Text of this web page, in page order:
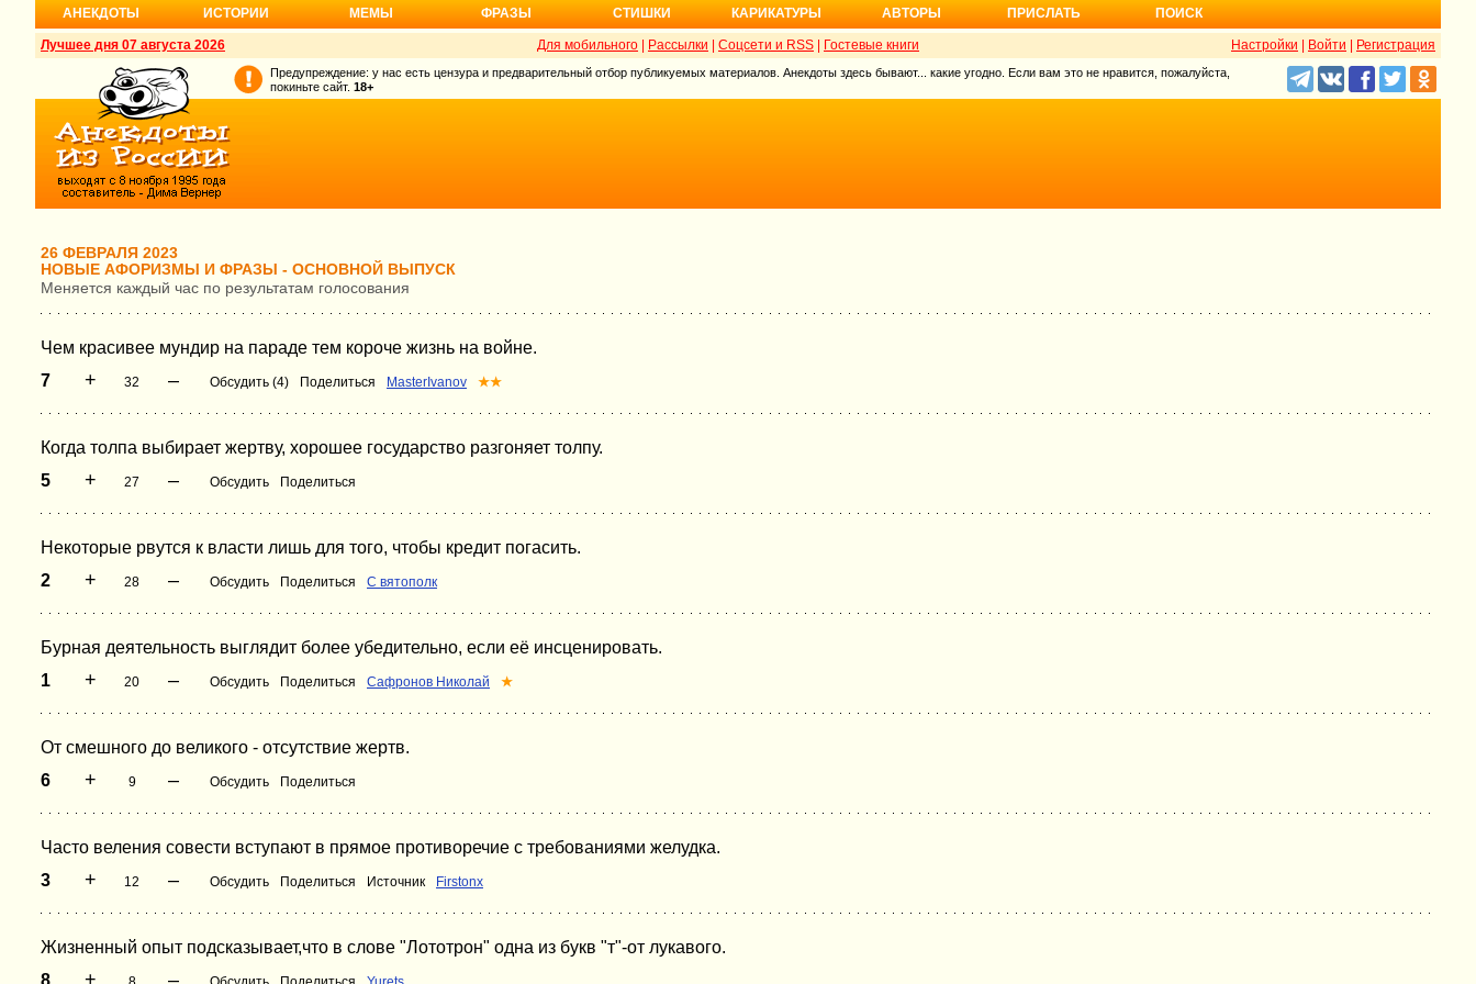
АНЕКДОТЫ ИСТОРИИ МЕМЫ ФРАЗЫ СТИШКИ КАРИКАТУРЫ АВТОРЫ ПРИСЛАТЬ ПОИСК
Лучшее дня 07 августа 2026 Настройки Войти Регистрация
Для мобильного Рассылки Соцсети и RSS Гостевые книги
Предупреждение: у нас есть цензура и предварительный отбор публикуемых материалов. Анекдоты здесь бывают... какие угодно. Если вам это не нравится, пожалуйста,
покиньте сайт. 18+
26 ФЕВРАЛЯ 2023
НОВЫЕ АФОРИЗМЫ И ФРАЗЫ - ОСНОВНОЙ ВЫПУСК
Меняется каждый час по результатам голосования
Чем красивее мундир на параде тем короче жизнь на войне.
7
+ 32 – Обсудить (4) Поделиться MasterIvanov ★★
Когда толпа выбирает жертву, хорошее государство разгоняет толпу.
5
+ 27 – Обсудить Поделиться
Некоторые рвутся к власти лишь для того, чтобы кредит погасить.
2
+ 28 – Обсудить Поделиться С вятополк
Бурная деятельность выглядит более убедительно, если её инсценировать.
1
+ 20 – Обсудить Поделиться Сафронов Николай ★
От смешного до великого - отсутствие жертв.
6
+ 9 – Обсудить Поделиться
Часто веления совести вступают в прямое противоречие с требованиями желудка.
3
+ 12 – Обсудить Поделиться Источник Firstonx
Жизненный опыт подсказывает,что в слове "Лототрон" одна из букв "т"-от лукавого.
8
+ –